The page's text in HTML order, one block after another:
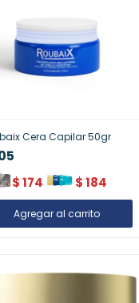
Cera Capilar 50gr
$174 $184